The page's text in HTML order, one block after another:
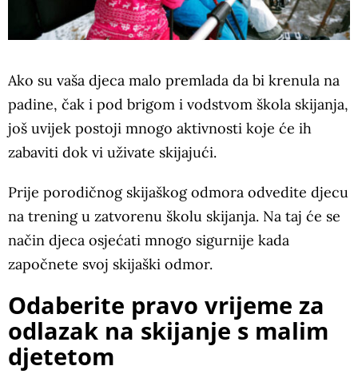
Ako su vaša djeca malo premlada da bi krenula na
padine, čak i pod brigom i vodstvom škola skijanja,
još uvijek postoji mnogo aktivnosti koje će ih
zabaviti dok vi uživate skijajući.
Prije porodičnog skijaškog odmora odvedite djecu
na trening u zatvorenu školu skijanja. Na taj će se
način djeca osjećati mnogo sigurnije kada
započnete svoj skijaški odmor.
Odaberite pravo vrijeme za
odlazak na skijanje s malim
djetetom